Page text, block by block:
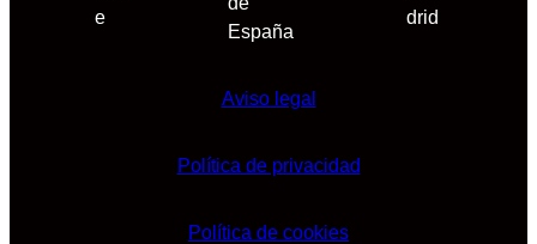
Aviso legal
Política de privacidad
Política de cookies